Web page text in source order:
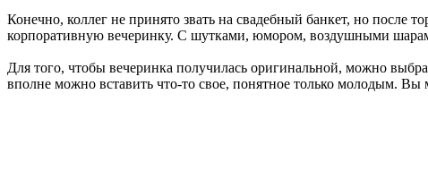
Конечно, коллег не принято звать на свадебный банкет, но после
корпоративную вечеринку. С шутками, юмором, воздушными
Для того, чтобы вечеринка получилась оригинальной, можно
вполне можно вставить что-то свое, понятное только молодым.